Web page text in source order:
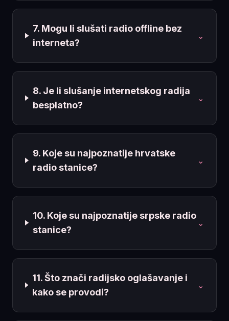
7. Mogu li slušati radio offline bez
interneta?
⌄
8. Je li slušanje internetskog radija
besplatno?
⌄
9. Koje su najpoznatije hrvatske
radio stanice?
⌄
10. Koje su najpoznatije srpske radio
stanice?
⌄
11. Što znači radijsko oglašavanje i
kako se provodi?
⌄